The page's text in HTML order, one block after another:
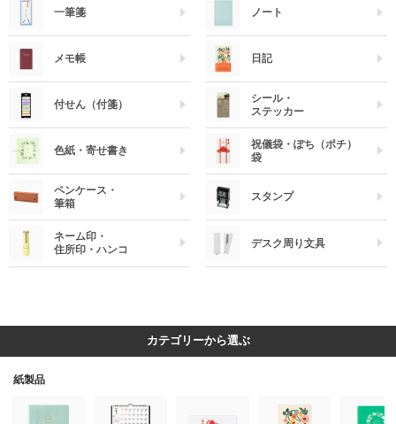
一筆箋 ノート
メモ帳 日記
付せん（付箋）
シール・
ステッカー
色紙・寄せ書き
祝儀袋・ぽち（ポチ）
袋
ペンケース・
筆箱
スタンプ
ネーム印・
住所印・ハンコ
デスク周り文具
カテゴリーから選ぶ
紙製品